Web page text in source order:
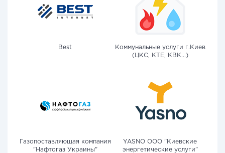
Best
Коммунальные услуги г.Киев
(ЦКС, КТЕ, КВК...)
Газопоставляющая компания
"Нафтогаз Украины"
YASNO OOO "Киевские
энергетические услуги"